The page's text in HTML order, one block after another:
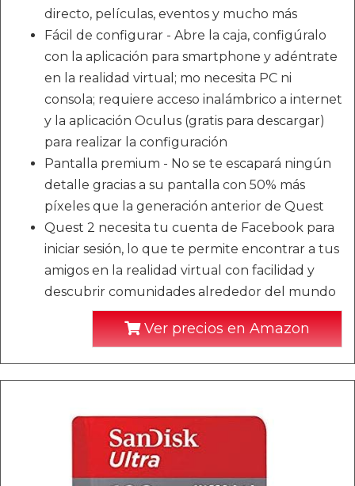
directo, películas, eventos y mucho más
Fácil de configurar - Abre la caja, configúralo
con la aplicación para smartphone y adéntrate
en la realidad virtual; mo necesita PC ni
consola; requiere acceso inalámbrico a internet
y la aplicación Oculus (gratis para descargar)
para realizar la configuración
Pantalla premium - No se te escapará ningún
detalle gracias a su pantalla con 50% más
píxeles que la generación anterior de Quest
Quest 2 necesita tu cuenta de Facebook para
iniciar sesión, lo que te permite encontrar a tus
amigos en la realidad virtual con facilidad y
descubrir comunidades alrededor del mundo
Ver precios en Amazon